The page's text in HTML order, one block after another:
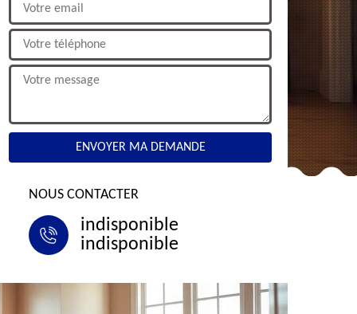
NOUS CONTACTER
indisponible
indisponible